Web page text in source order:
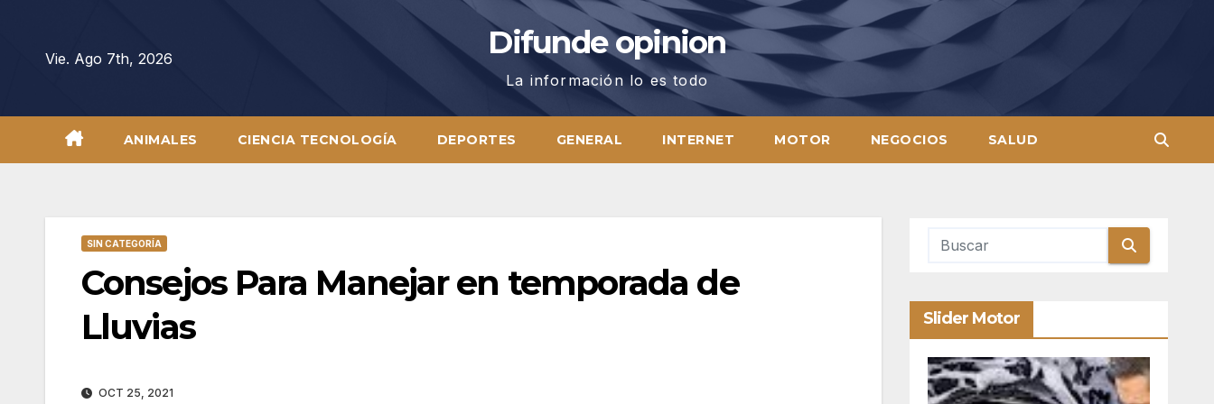
contenidoVie. Ago 7th, 2026 Difunde opinion
La información lo es todo
ANIMALES CIENCIA TECNOLOGÍA DEPORTES GENERAL INTERNET MOTOR NEGOCIOS SALUD
SIN CATEGORÍA
Consejos Para Manejar en temporada de
Lluvias
OCT 25, 2021
Slider Motor